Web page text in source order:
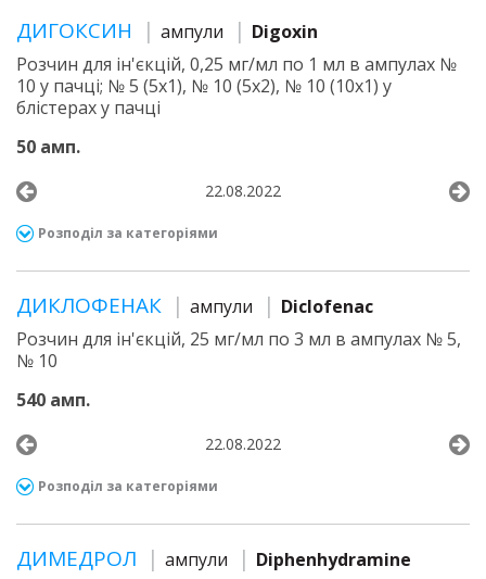
ДИГОКСИН ампули
Digoxin
Розчин для ін'єкцій, 0,25 мг/мл по 1 мл в ампулах №
10 у пачці; № 5 (5х1), № 10 (5х2), № 10 (10х1) у
блістерах у пачці
50 амп.
22.08.2022
Розподіл за категоріями
ДИКЛОФЕНАК ампули
Diclofenac
Розчин для ін'єкцій, 25 мг/мл по 3 мл в ампулах № 5,
№ 10
540 амп.
22.08.2022
Розподіл за категоріями
ДИМЕДРОЛ ампули
Diphenhydramine